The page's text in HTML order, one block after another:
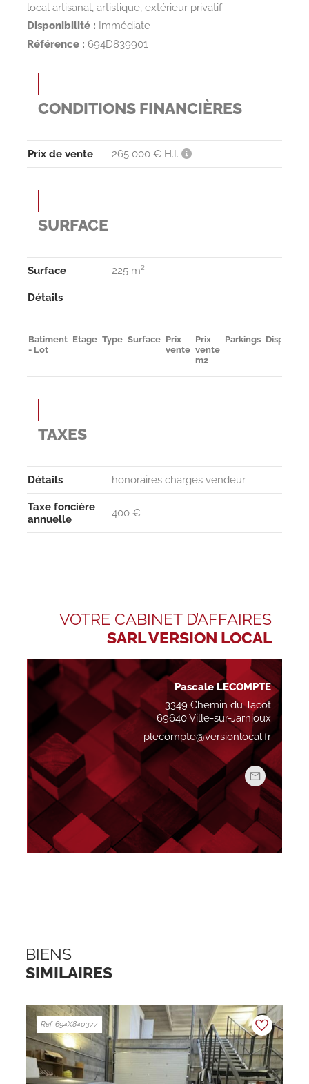
local artisanal, artistique, extérieur privatif
Disponibilité : Immédiate
Référence : 694D839901
CONDITIONS FINANCIÈRES
Prix de vente 265 000 € H.I.
SURFACE
Surface 225 m²
Détails
Batiment
- Lot
Etage Type Surface Prix
vente
Prix
vente
m2
Parkings
TAXES
Détails honoraires charges vendeur
Taxe foncière
annuelle
400 €
VOTRE CABINET D’AFFAIRES
SARL VERSION LOCAL
Pascale LECOMPTE
3349 Chemin du Tacot
69640 Ville-sur-Jarnioux
plecompte@versionlocal.fr
BIENS
SIMILAIRES
Ref. 694X840377